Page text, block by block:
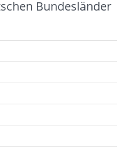
Bundesländer